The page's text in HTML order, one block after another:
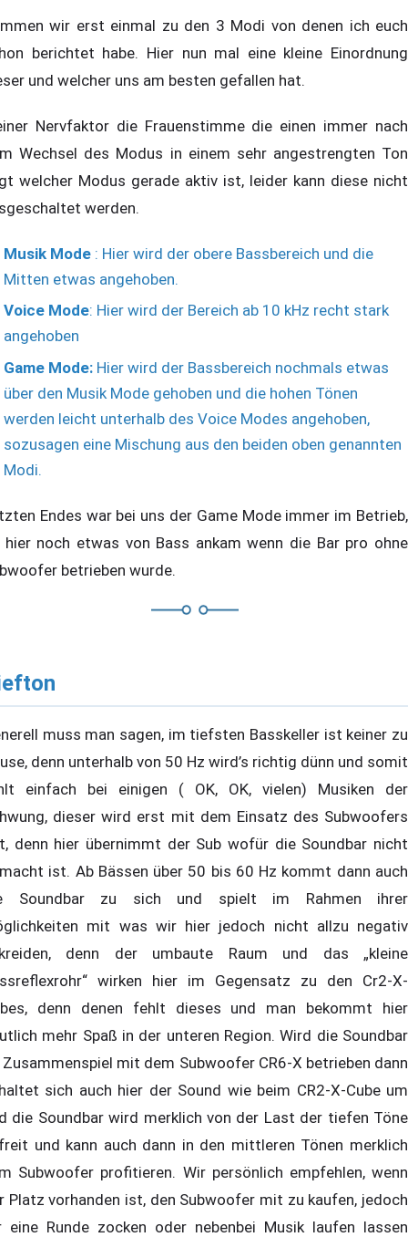
wir erst einmal zu den 3 Modi von denen ich euch
berichtet habe. Hier nun mal eine kleine Einordnung
und welcher uns am besten gefallen hat.
Nervfaktor die Frauenstimme die einen immer nach
Wechsel des Modus in einem sehr angestrengten Ton
welcher Modus gerade aktiv ist, leider kann diese nicht
werden.
Musik Mode : Hier wird der obere Bassbereich und die
Mitten etwas angehoben.
Voice Mode: Hier wird der Bereich ab 10 kHz recht stark
angehoben
Game Mode: Hier wird der Bassbereich nochmals etwas
über den Musik Mode gehoben und die hohen Tönen
werden leicht unterhalb des Voice Modes angehoben,
sozusagen eine Mischung aus den beiden oben genannten
Modi.
Endes war bei uns der Game Mode immer im Betrieb,
hier noch etwas von Bass ankam wenn die Bar pro ohne
betrieben wurde.
muss man sagen, im tiefsten Basskeller ist keiner zu
denn unterhalb von 50 Hz wird’s richtig dünn und somit
einfach bei einigen ( OK, OK, vielen) Musiken der
dieser wird erst mit dem Einsatz des Subwoofers
denn hier übernimmt der Sub wofür die Soundbar nicht
ist. Ab Bässen über 50 bis 60 Hz kommt dann auch
Soundbar zu sich und spielt im Rahmen ihrer
mit was wir hier jedoch nicht allzu negativ
denn der umbaute Raum und das „kleine
wirken hier im Gegensatz zu den Cr2-X-
denn denen fehlt dieses und man bekommt hier
mehr Spaß in der unteren Region. Wird die Soundbar
mit dem Subwoofer CR6-X betrieben dann
sich auch hier der Sound wie beim CR2-X-Cube um
die Soundbar wird merklich von der Last der tiefen Töne
und kann auch dann in den mittleren Tönen merklich
Subwoofer profitieren. Wir persönlich empfehlen, wenn
Platz vorhanden ist, den Subwoofer mit zu kaufen, jedoch
eine Runde zocken oder nebenbei Musik laufen lassen